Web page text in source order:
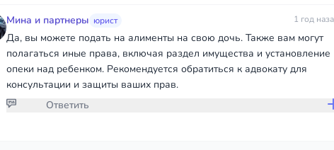
Мина и партнеры юрист 1 год
Да, вы можете подать на алименты на свою дочь. Также вам могут
полагаться иные права, включая раздел имущества и установление
опеки над ребенком. Рекомендуется обратиться к адвокату для
консультации и защиты ваших прав.
Ответить